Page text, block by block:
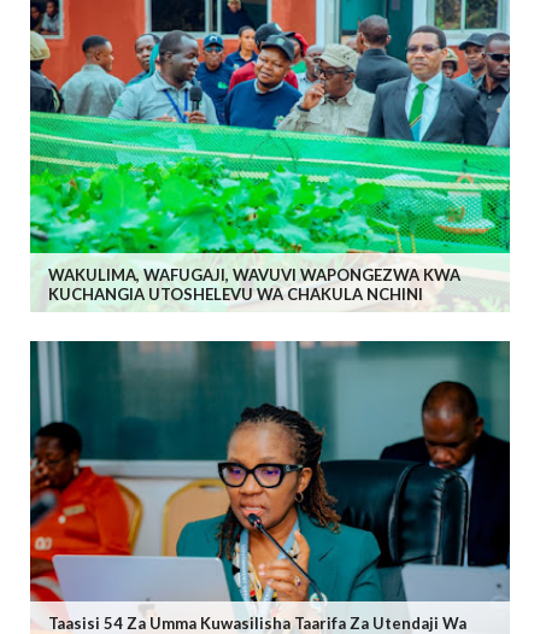
WAKULIMA, WAFUGAJI, WAVUVI WAPONGEZWA KWA
KUCHANGIA UTOSHELEVU WA CHAKULA NCHINI
Taasisi 54 Za Umma Kuwasilisha Taarifa Za Utendaji Wa